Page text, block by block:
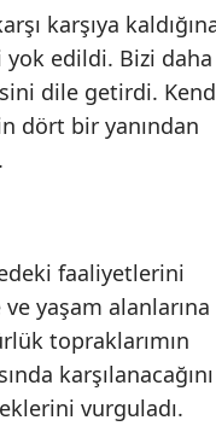
karşıya
edildi. Bizi daha
dile getirdi.
dört bir yanından
faaliyetlerini
yaşam alanlarına
topraklarımın
karşılanacağını
vurguladı.